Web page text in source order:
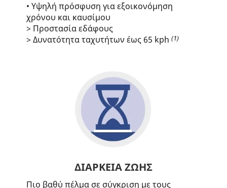
• Υψηλή πρόσφυση για εξοικονόμηση
χρόνου και καυσίμου
> Προστασία εδάφους
> Δυνατότητα ταχυτήτων έως 65 kph (1)
ΔΙΑΡΚΕΙΑ ΖΩΗΣ
Πιο βαθύ πέλμα σε σύγκριση με τους